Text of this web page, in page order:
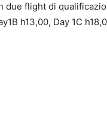
due flight di
h13,00, Day 1C